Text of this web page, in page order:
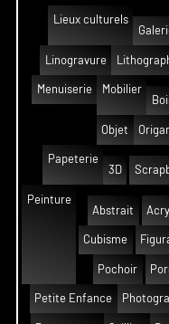
Lieux culturels
Linogravure
Menuiserie
Mobilier
Objet
Papeterie
3D
Peinture
Abstrait
Cubisme
Pochoir
Petite Enfance